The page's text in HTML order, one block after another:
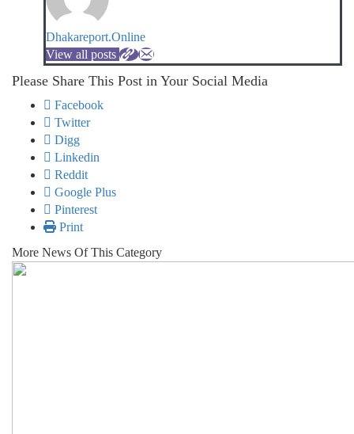
Dhakareport.Online
View all posts
Please Share This Post in Your Social Media
Facebook
Twitter
Digg
Linkedin
Reddit
Google Plus
Pinterest
Print
More News Of This Category